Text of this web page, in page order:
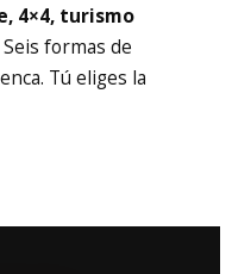
4×4, turismo
Seis formas de
Tú eliges la